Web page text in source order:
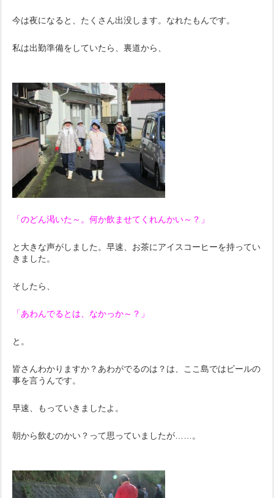
今は夜になると、たくさん出没します。なれたもんです。
私は出勤準備をしていたら、裏道から、
「のどん渇いた～。何か飲ませてくれんかい～？」
と大きな声がしました。早速、お茶にアイスコーヒーを持ってい
きました。
そしたら、
「あわんでるとは、なかっか～？」
と。
皆さんわかりますか？あわがでるのは？は、ここ島ではビールの
事を言うんです。
早速、もっていきましたよ。
朝から飲むのかい？って思っていましたが……。